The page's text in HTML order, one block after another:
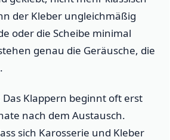
der Kleber ungleichmäßig
oder die Scheibe minimal
genau die Geräusche, die
Klappern beginnt oft erst
nach dem Austausch.
sich Karosserie und Kleber